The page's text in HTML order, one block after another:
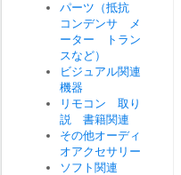
パーツ（抵抗
コンデンサ メ
ーター トラン
スなど）
ビジュアル関連
機器
リモコン 取り
説 書籍関連
その他オーディ
オアクセサリー
ソフト関連